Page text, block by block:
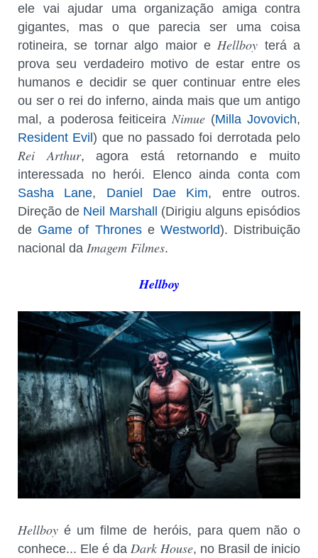
ele vai ajudar uma organização amiga contra
gigantes, mas o que parecia ser uma coisa
rotineira, se tornar algo maior e Hellboy terá a
prova seu verdadeiro motivo de estar entre os
humanos e decidir se quer continuar entre eles
ou ser o rei do inferno, ainda mais que um antigo
mal, a poderosa feiticeira Nimue (Milla Jovovich,
Resident Evil) que no passado foi derrotada pelo
Rei Arthur, agora está retornando e muito
interessada no herói. Elenco ainda conta com
Sasha Lane, Daniel Dae Kim, entre outros.
Direção de Neil Marshall (Dirigiu alguns episódios
de Game of Thronese Westworld). Distribuição
nacional da Imagem Filmes.
Hellboy
Hellboy é um filme de heróis, para quem não o
conhece... Ele é da Dark House, no Brasil de inicio